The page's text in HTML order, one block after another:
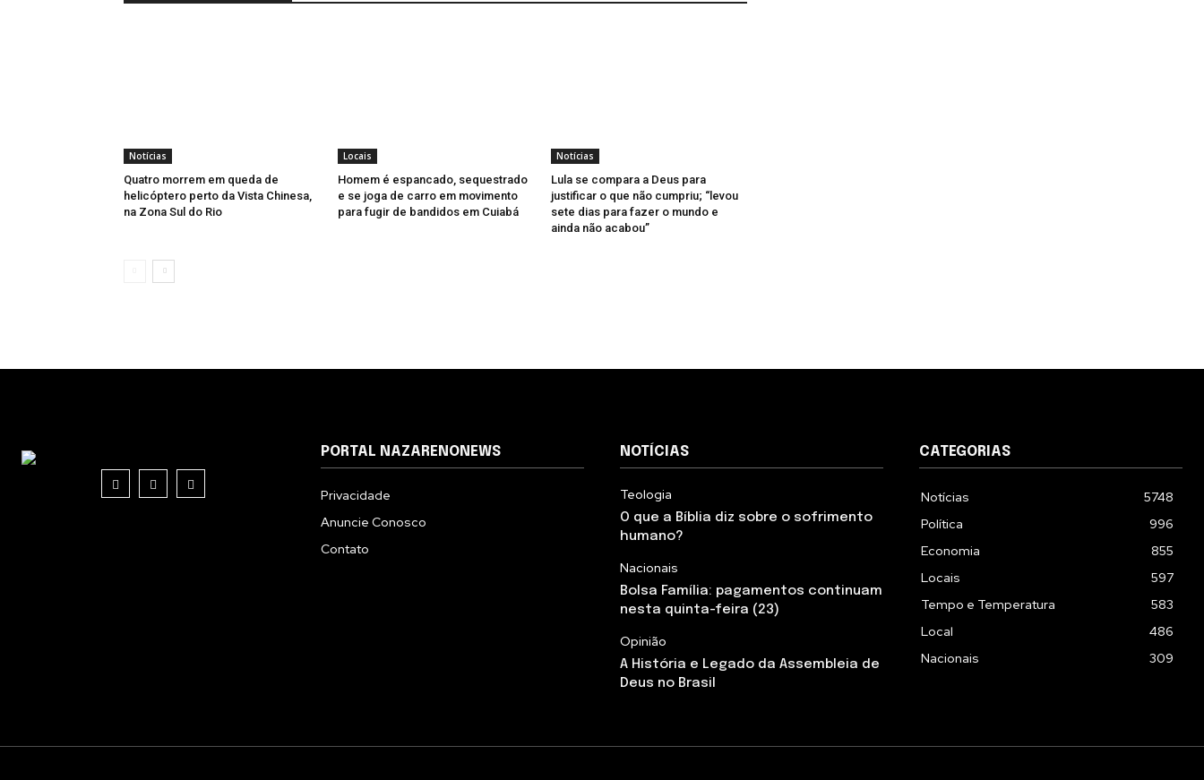
Notícias
Quatro morrem em queda de
helicóptero perto da Vista Chinesa,
na Zona Sul do Rio
Locais
Homem é espancado, sequestrado
e se joga de carro em movimento
para fugir de bandidos em Cuiabá
Notícias
Lula se compara a Deus para
justificar o que não cumpriu; “levou
sete dias para fazer o mundo e
ainda não acabou”
PORTAL NAZARENONEWS
Privacidade
Anuncie Conosco
Contato
NOTÍCIAS
Teologia
O que a Bíblia diz sobre o sofrimento
humano?
Nacionais
Bolsa Família: pagamentos continuam
nesta quinta-feira (23)
Opinião
A História e Legado da Assembleia de
Deus no Brasil
CATEGORIAS
Notícias
5748
Política
996
Economia
855
Locais
597
Tempo e Temperatura
583
Local
486
Nacionais
309